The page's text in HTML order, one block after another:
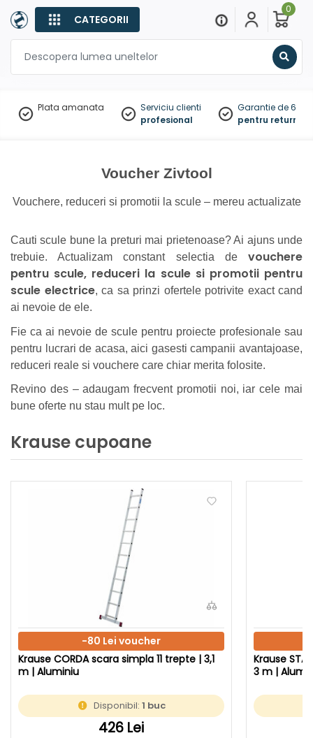
CATEGORII
0
Plata amanata
Serviciu clienti
profesional
Garantie de 60
pentru
Voucher Zivtool
Vouchere, reduceri si promotii la scule – mereu actualizate
Cauti scule bune la preturi mai prietenoase? Ai ajuns unde
trebuie. Actualizam constant selectia de vouchere
pentru scule, reduceri la scule si promotii pentru
scule electrice, ca sa prinzi ofertele potrivite exact cand
ai nevoie de ele.
Fie ca ai nevoie de scule pentru proiecte profesionale sau
pentru lucrari de acasa, aici gasesti campanii avantajoase,
reduceri reale si vouchere care chiar merita folosite.
Revino des – adaugam frecvent promotii noi, iar cele mai
bune oferte nu stau mult pe loc.
Krause cupoane
-80 Lei voucher
Krause CORDA scara simpla 11 trepte | 3,1
m | Aluminiu
Disponibil: 1 buc
426 Lei
Krause
3 m |